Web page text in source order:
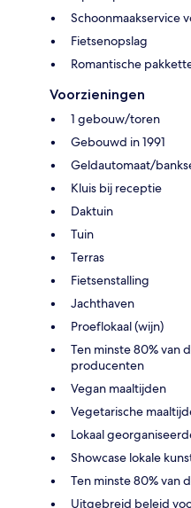
Schoonmaakservice
Fietsenopslag
Romantische
Voorzieningen
1 gebouw/toren
Gebouwd in 1991
Geldautomaat/
Kluis bij receptie
Daktuin
Tuin
Terras
Fietsenstalling
Jachthaven
Proeflokaal (wijn)
Ten minste 80% van
producenten
Vegan maaltijden
Vegetarische
Lokaal
Showcase lokale
Ten minste 80% van
Uitgebreid beleid